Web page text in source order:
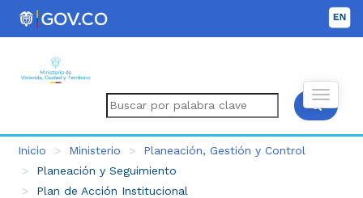
Inicio Ministerio
Planeación, Gestión y Control
Planeación y Seguimiento
Plan de Acción Institucional